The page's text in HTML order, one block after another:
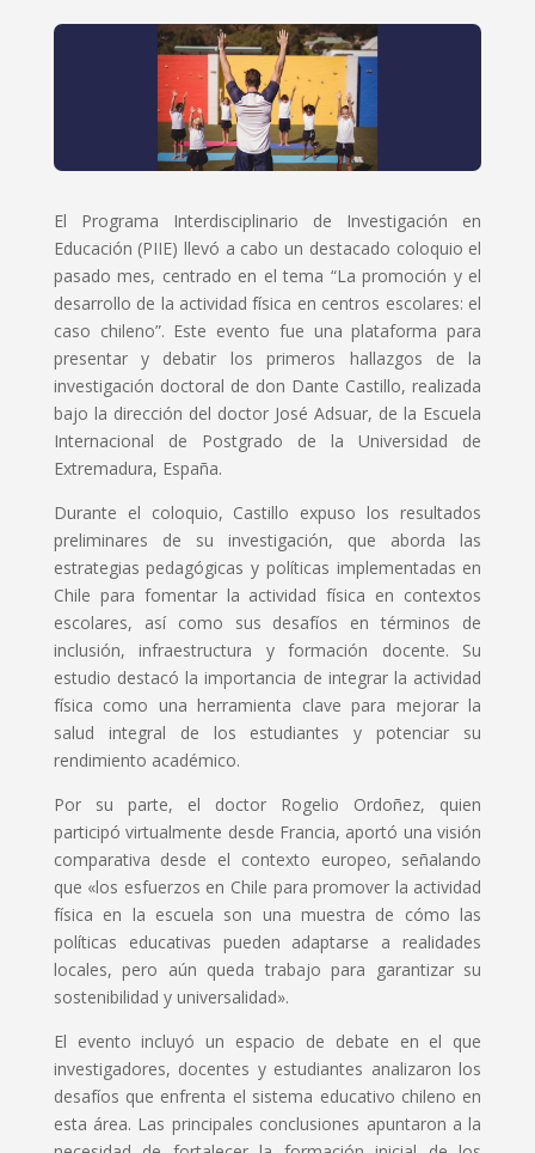
El Programa Interdisciplinario de Investigación en
Educación (PIIE) llevó a cabo un destacado coloquio el
pasado mes, centrado en el tema “La promoción y el
desarrollo de la actividad física en centros escolares: el
caso chileno”. Este evento fue una plataforma para
presentar y debatir los primeros hallazgos de la
investigación doctoral de don Dante Castillo, realizada
bajo la dirección del doctor José Adsuar, de la Escuela
Internacional de Postgrado de la Universidad de
Extremadura, España.
Durante el coloquio, Castillo expuso los resultados
preliminares de su investigación, que aborda las
estrategias pedagógicas y políticas implementadas en
Chile para fomentar la actividad física en contextos
escolares, así como sus desafíos en términos de
inclusión, infraestructura y formación docente. Su
estudio destacó la importancia de integrar la actividad
física como una herramienta clave para mejorar la
salud integral de los estudiantes y potenciar su
rendimiento académico.
Por su parte, el doctor Rogelio Ordoñez, quien
participó virtualmente desde Francia, aportó una visión
comparativa desde el contexto europeo, señalando
que «los esfuerzos en Chile para promover la actividad
física en la escuela son una muestra de cómo las
políticas educativas pueden adaptarse a realidades
locales, pero aún queda trabajo para garantizar su
sostenibilidad y universalidad».
El evento incluyó un espacio de debate en el que
investigadores, docentes y estudiantes analizaron los
desafíos que enfrenta el sistema educativo chileno en
esta área. Las principales conclusiones apuntaron a la